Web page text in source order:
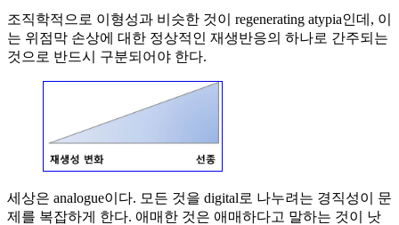
조직학적으로 이형성과 비슷한 것이 regenerating atypia인데, 이
는 위점막 손상에 대한 정상적인 재생반응의 하나로 간주되는
것으로 반드시 구분되어야 한다.
세상은 analogue이다. 모든 것을 digital로 나누려는 경직성이 문
제를 복잡하게 한다. 애매한 것은 애매하다고 말하는 것이 낫